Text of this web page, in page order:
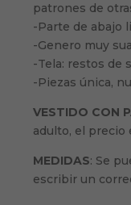
patrones de
-Parte de abajo
-Genero muy
-Tela: restos de
-Piezas única,
VESTIDO CON
adulto, el precio
MEDIDAS: Se
escribir un